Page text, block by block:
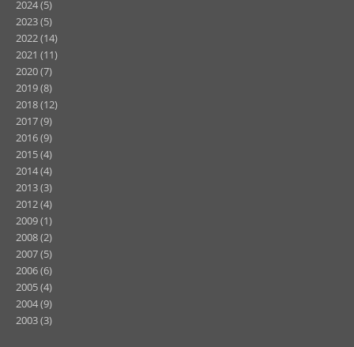
2024(5)
2023(5)
2022(14)
2021 (11)
2020(7)
2019(8)
2018(12)
2017(9)
2016(9)
2015(4)
2014(4)
2013(3)
2012(4)
2009(1)
2008(2)
2007(5)
2006(6)
2005(4)
2004(9)
2003(3)